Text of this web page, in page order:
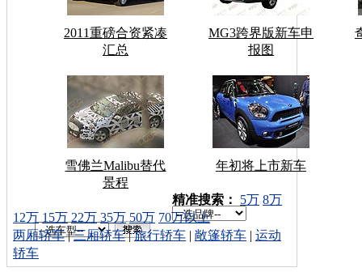
2011重磅合资紧凑
汇总
MG3跨界版新车申
报图
雪佛兰Malibu替代
景程
年初将上市新车
车型搜索：
精准搜索： 5万 8万
12万 15万 22万 35万 50万 70万以上
两厢轿车|三厢轿车|旅行轿车 | 敞篷轿车 | 运动
轿车